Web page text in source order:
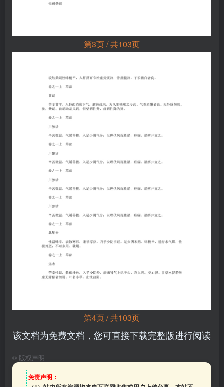
第3页 / 共103页
第4页 / 共103页
该文档为免费文档，您可直接下载完整版进行阅读
© 版权声明
免责声明：